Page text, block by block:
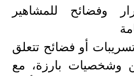
وفضائح للمشاهير
أو فضائح تتعلق
وشخصيات بارزة، مع